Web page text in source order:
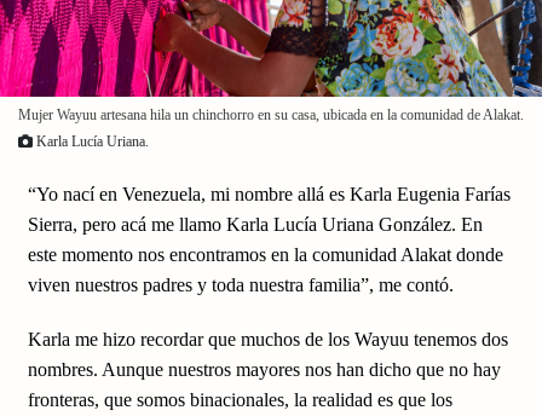
Mujer Wayuu artesana hila un chinchorro en su casa, ubicada en la comunidad de Alakat.
Karla Lucía Uriana.
“Yo nací en Venezuela, mi nombre allá es Karla Eugenia Farías
Sierra, pero acá me llamo Karla Lucía Uriana González. En
este momento nos encontramos en la comunidad Alakat donde
viven nuestros padres y toda nuestra familia”, me contó.
Karla me hizo recordar que muchos de los Wayuu tenemos dos
nombres. Aunque nuestros mayores nos han dicho que no hay
fronteras, que somos binacionales, la realidad es que los